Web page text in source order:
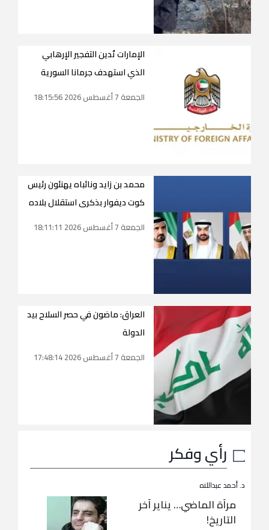
الإمارات تُدين التفجير الإرهابي
الذي استهدف جرمانا السورية
الجمعة 7 أغسطس 2026 18:15:56
محمد بن زايد ونائباه يهنئون رئيس
كوت ديفوار بذكرى استقلال بلاده
الجمعة 7 أغسطس 2026 18:11:11
العراق: ماضون في حصر السلاح بيد
الدولة
الجمعة 7 أغسطس 2026 17:48:14
رأي وفكر
د. أحمد عبداللاه
مرآة الماضي… يناير آخر
التاريخ!